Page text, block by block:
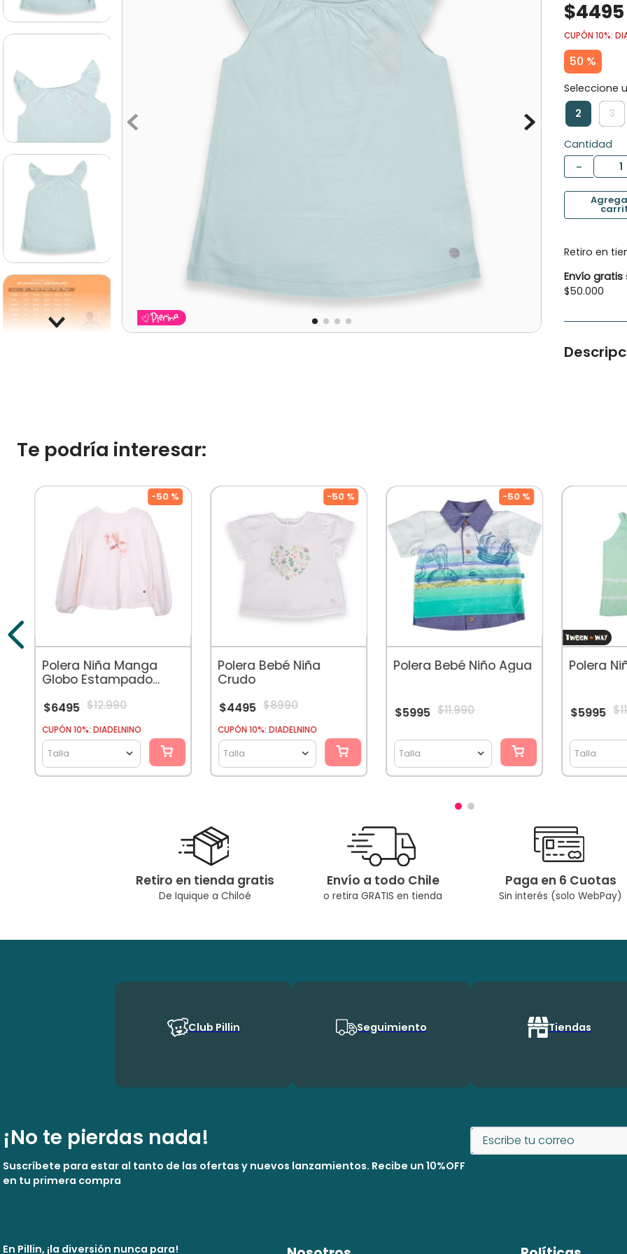
$4495
CUPÓN 10%:
50 %
2 3
Cantidad
－
Retiro en
Envío gratis
$50.000
Modelo:
Cuidados:
Por
De
Mercado,
Su
Te podría interesar:
Polera Niña Manga
Globo Estampado
-50 %
$6495 $12.990
CUPÓN 10%: DIADELNINO
Talla
Polera Bebé Niña
Crudo
-50 %
$4495 $8990
CUPÓN 10%: DIADELNINO
Talla
Polera Bebé Niño Agua
-50 %
$5995 $11.990
Talla
Polera
$5995 $11
Talla
Retiro en tienda gratis
De Iquique a Chiloé
Envío a todo Chile
o retira GRATIS en tienda
Paga en 6 Cuotas
Sin interés (solo WebPay)
Club Pillin Seguimiento Tiendas
¡No te pierdas nada!
Suscríbete para estar al tanto de las ofertas y nuevos lanzamientos. Recibe un 10%OFF
en tu primera compra
En Pillin, ¡la diversión nunca para!
botas agua